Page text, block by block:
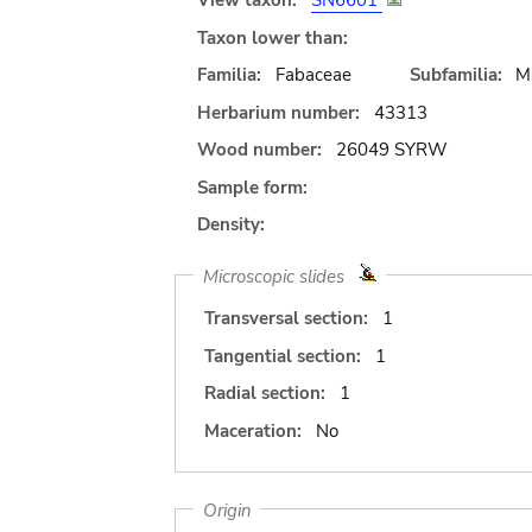
Taxon lower than:
Familia:
Fabaceae Subfamilia:
Herbarium number:
43313
Wood number:
26049 SYRW
Sample form:
Density:
Microscopic slides
Transversal section:
1
Tangential section:
1
Radial section:
1
Maceration:
No
Origin